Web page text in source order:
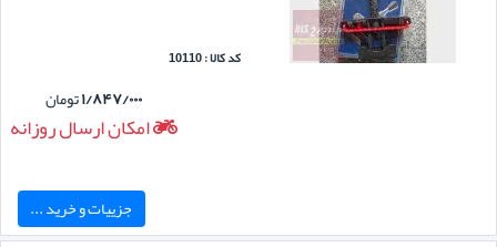
کد کالا : 10110
۱/۸۴۷/۰۰۰تومان
امکان ارسال روزانه
جزییات و خرید ...